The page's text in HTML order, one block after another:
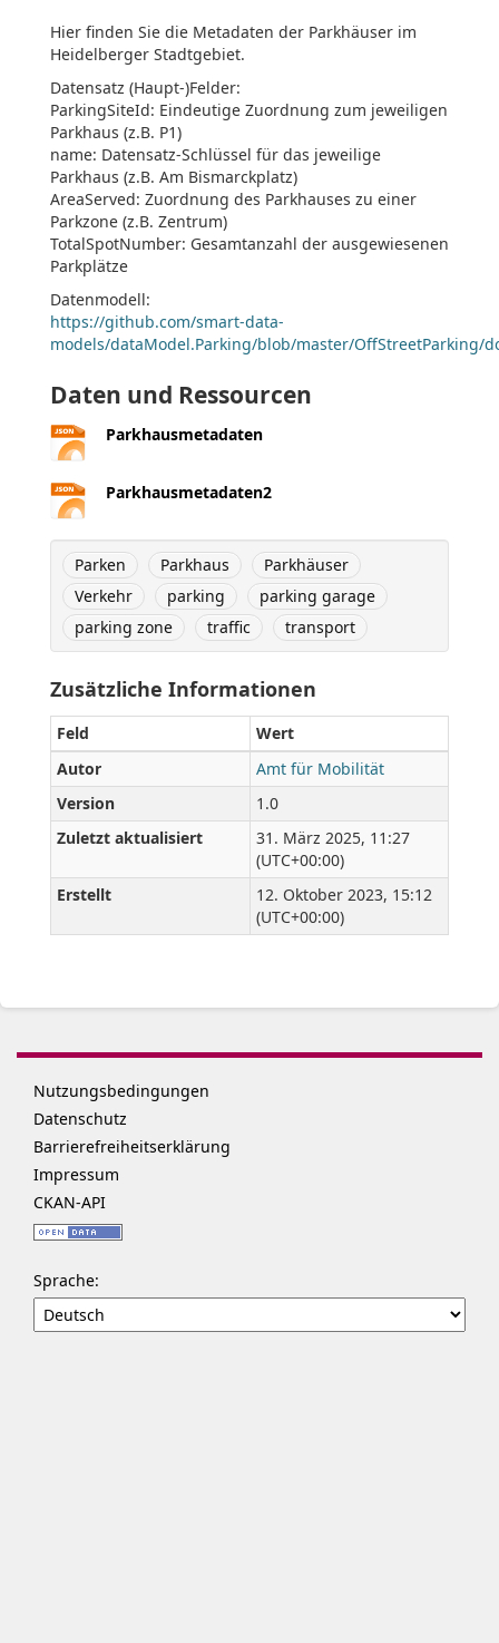
Hier finden Sie die Metadaten der Parkhäuser im
Heidelberger Stadtgebiet.
Datensatz (Haupt-)Felder:
ParkingSiteId: Eindeutige Zuordnung zum jeweiligen
Parkhaus (z.B. P1)
name: Datensatz-Schlüssel für das jeweilige
Parkhaus (z.B. Am Bismarckplatz)
AreaServed: Zuordnung des Parkhauses zu einer
Parkzone (z.B. Zentrum)
TotalSpotNumber: Gesamtanzahl der ausgewiesenen
Parkplätze
Datenmodell:
https://github.com/smart-data-
models/dataModel.Parking/blob/master/OffStreetParking/
Daten und Ressourcen
Parkhausmetadaten
Parkhausmetadaten2
Parken Parkhaus
Parkhäuser
Verkehr
parking
parking garage
parking zone
traffic transport
Zusätzliche Informationen
Feld
Wert
Autor
Amt für Mobilität
Version
1.0
Zuletzt aktualisiert
31. März 2025, 11:27
(UTC+00:00)
Erstellt
12. Oktober 2023, 15:12
(UTC+00:00)
Nutzungsbedingungen
Datenschutz
Barrierefreiheitserklärung
Impressum
CKAN-API
Sprache